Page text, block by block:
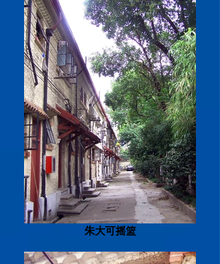
朱大可摇篮